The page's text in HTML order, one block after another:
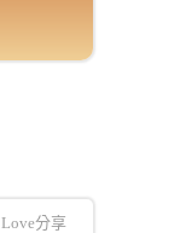
Love分享